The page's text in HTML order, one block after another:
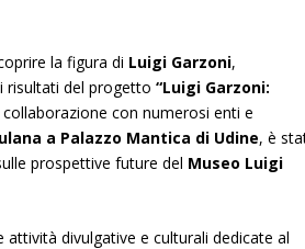
la figura di Luigi Garzoni,
risultati del progetto“Luigi Garzoni:
collaborazione con numerosi enti e
a Palazzo Mantica di Udine, è
prospettive future del Museo Luigi
divulgative e culturali dedicate al